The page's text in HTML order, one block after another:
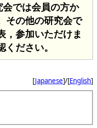
では会員の方か
その他の研究会で
，参加いただけま
ください。
[Japanese]/[English]